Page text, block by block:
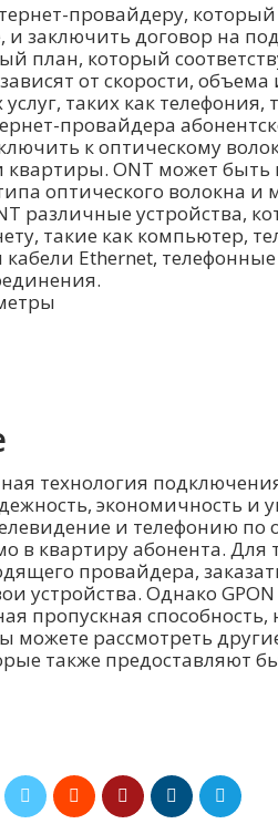
провайдеру, который
и заключить договор на
план, который
от скорости,
таких как телефония,
провайдера
к оптическому
квартиры. ONT может
оптического волокна и
различные устройства,
такие как компьютер,
кабели Ethernet,
технология
экономичность и
и телефонию
в квартиру абонента. Для
провайдера,
устройства. Однако
пропускная способность,
можете рассмотреть
также предоставляют